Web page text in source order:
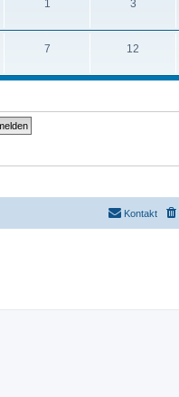
1 3
7 12
Kontakt